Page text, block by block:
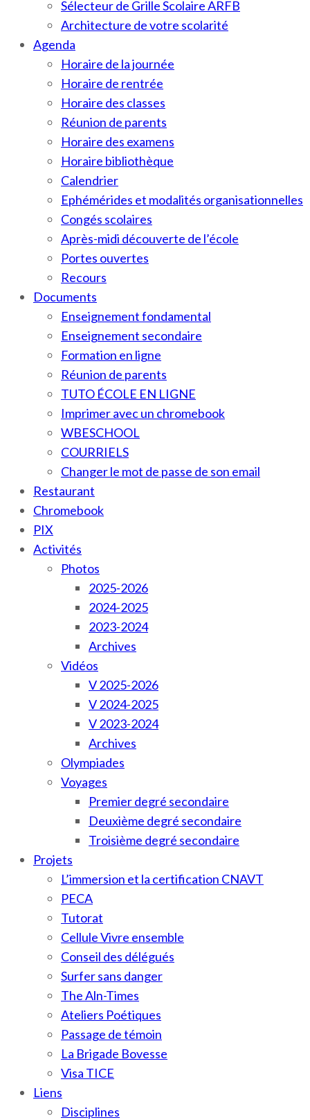
Sélecteur de Grille Scolaire ARFB
Architecture de votre scolarité
Agenda
Horaire de la journée
Horaire de rentrée
Horaire des classes
Réunion de parents
Horaire des examens
Horaire bibliothèque
Calendrier
Ephémérides et modalités organisationnelles
Congés scolaires
Après-midi découverte de l’école
Portes ouvertes
Recours
Documents
Enseignement fondamental
Enseignement secondaire
Formation en ligne
Réunion de parents
TUTO ÉCOLE EN LIGNE
Imprimer avec un chromebook
WBESCHOOL
COURRIELS
Changer le mot de passe de son email
Restaurant
Chromebook
PIX
Activités
Photos
2025-2026
2024-2025
2023-2024
Archives
Vidéos
V 2025-2026
V 2024-2025
V 2023-2024
Archives
Olympiades
Voyages
Premier degré secondaire
Deuxième degré secondaire
Troisième degré secondaire
Projets
L’immersion et la certification CNAVT
PECA
Tutorat
Cellule Vivre ensemble
Conseil des délégués
Surfer sans danger
The Aln-Times
Ateliers Poétiques
Passage de témoin
La Brigade Bovesse
Visa TICE
Liens
Disciplines